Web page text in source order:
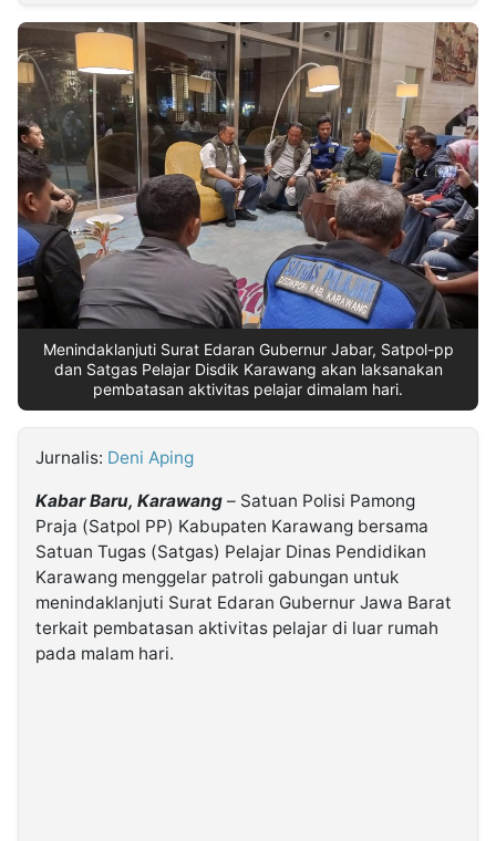
INDONESIA
Partner
Insight
NTB
Suara
Time
Lens
IDN
Daily
Jogja
Jalan
Rakyat
Idealita
News
Kita
Notice
Dinamikapost.com
Radar
Baru
Seedbacklink
Follow
Kabarbaru
Kabarbaru.co
Kabarbaru
Menindaklanjuti Surat Edaran Gubernur Jabar, Satpol-pp
dan Satgas Pelajar Disdik Karawang akan laksanakan
pembatasan aktivitas pelajar dimalam hari.
Jurnalis: Deni Aping
Kabar Baru, Karawang – Satuan Polisi Pamong
Praja (Satpol PP) Kabupaten Karawang bersama
Satuan Tugas (Satgas) Pelajar Dinas Pendidikan
Karawang menggelar patroli gabungan untuk
menindaklanjuti Surat Edaran Gubernur Jawa Barat
terkait pembatasan aktivitas pelajar di luar rumah
pada malam hari.